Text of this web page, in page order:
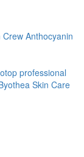
CrewAnthocyanin
professional
Skin Care